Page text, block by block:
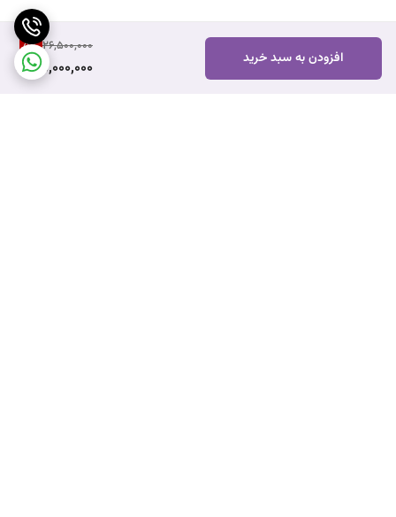
26,500,000
5%
25,000,000 افزودن به سبد خرید